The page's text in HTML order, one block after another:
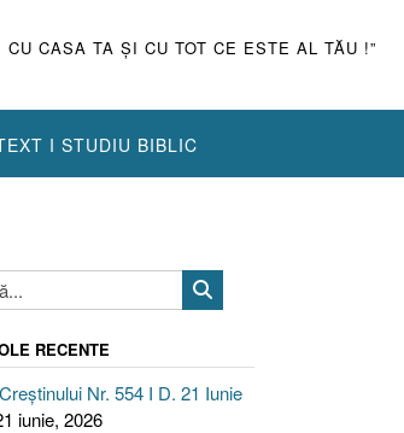
CASA TA ŞI CU TOT CE ESTE AL TĂU !”
I STUDIU BIBLIC
RECENTE
Nr. 554 I D. 21 Iunie
iunie, 2026